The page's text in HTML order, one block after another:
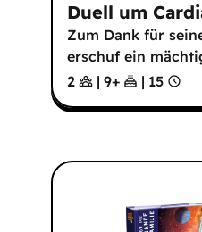
Duell um
Zum Dank für
erschuf ein
2
| 9+ | 15